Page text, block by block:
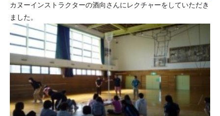
カヌーインストラクターの酒向さんにレクチャーをしていただき
ました。